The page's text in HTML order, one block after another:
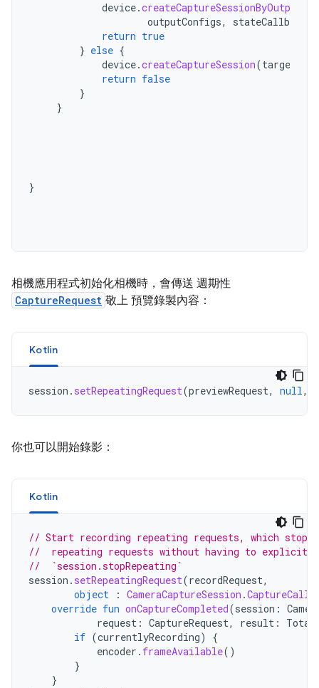
device.
outputConfigs, stateCallback
return true
} else {
device.createCaptureSession(targets
return false
}
}
}
相機應用程式初始化相機時，會傳送 週期性
CaptureRequest 敬上 預覽錄製內容：
Kotlin
session . setRepeatingRequest(previewRequest, null,
你也可以開始錄影：
Kotlin
// Start recording repeating requests, which stops
//  repeating requests without having to
//  `session.stopRepeating`
session . setRepeatingRequest(recordRequest,
object
: CameraCaptureSession .
override fun onCaptureCompleted(session :
request : CaptureRequest, result :
if (currentlyRecording)
{
encoder . frameAvailable()
}
}